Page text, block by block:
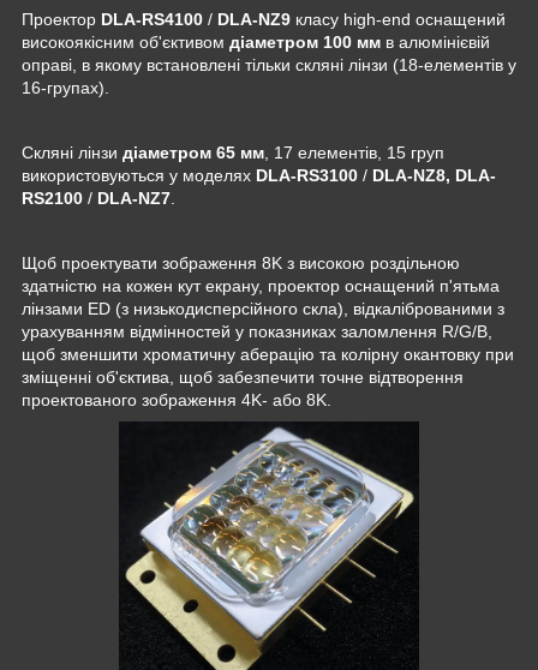
Проектор DLA-RS4100 / DLA-NZ9 класу high-end оснащений
високоякісним об'єктивом діаметром 100 мм в алюмінієвій
оправі, в якому встановлені тільки скляні лінзи (18-елементів у
16-групах).
Скляні лінзи діаметром 65 мм , 17 елементів, 15 груп
використовуються у моделях DLA-RS3100 / DLA-NZ8, DLA-
RS2100 / DLA-NZ7
Щоб проектувати зображення 8K з високою роздільною
здатністю на кожен кут екрану, проектор оснащений п'ятьма
лінзами ED (з низькодисперсійного скла), відкаліброваними з
урахуванням відмінностей у показниках заломлення R/G/B,
щоб зменшити хроматичну аберацію та колірну окантовку при
зміщенні об'єктива, щоб забезпечити точне відтворення
проектованого зображення 4K- або 8K.